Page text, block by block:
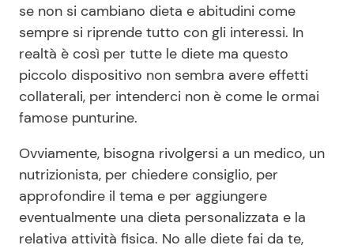
se non si cambiano dieta e abitudini come
sempre si riprende tutto con gli interessi. In
realtà è così per tutte le diete ma questo
piccolo dispositivo non sembra avere effetti
collaterali, per intenderci non è come le ormai
famose punturine.
Ovviamente, bisogna rivolgersi a un medico, un
nutrizionista, per chiedere consiglio, per
approfondire il tema e per aggiungere
eventualmente una dieta personalizzata e la
relativa attività fisica. No alle diete fai da te,